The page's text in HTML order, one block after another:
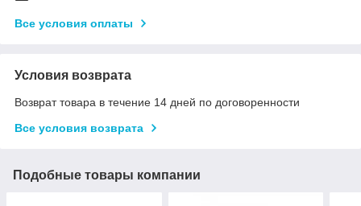
Все условия оплаты
Условия возврата
Возврат товара в течение 14 дней по договоренности
Все условия возврата
Подобные товары компании